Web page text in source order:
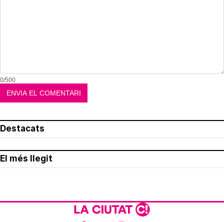
0/500
Destacats
El més llegit